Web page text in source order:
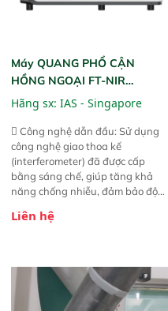
Máy QUANG PHỔ CẬN
HỒNG NGOẠI FT-NIR
Analyzer Vista-R
Hãng sx: IAS - Singapore
 Công nghệ dẫn đầu: Sử dụng
công nghệ giao thoa kế
(interferometer) đã được cấp
bằng sáng chế, giúp tăng khả
năng chống nhiễu, đảm bảo độ
Phạm vi ứng dụng rộng: Đáp ứng
ngành công nghiệp khác nhau. 
Độ nhạy cao: Trang bị đầu dò
InGaAs độ nhạy cao, cung cấp
Liên hệ